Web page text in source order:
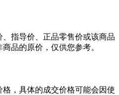
指导价、正品零售价或该商品
品的原价，仅供您参考。
，具体的成交价格可能会因使